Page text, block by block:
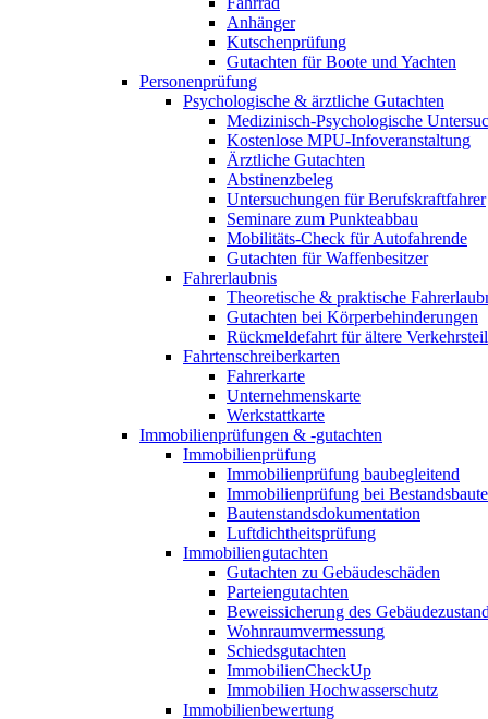
Anhänger
Kutschenprüfung
Gutachten für Boote und Yachten
Personenprüfung
Psychologische & ärztliche Gutachten
Medizinisch-Psychologische
Kostenlose MPU-Infoveranstaltung
Ärztliche Gutachten
Abstinenzbeleg
Untersuchungen für Berufskraftfahrer
Seminare zum Punkteabbau
Mobilitäts-Check für Autofahrende
Gutachten für Waffenbesitzer
Fahrerlaubnis
Theoretische & praktische
Gutachten bei Körperbehinderungen
Rückmeldefahrt für ältere
Fahrtenschreiberkarten
Fahrerkarte
Unternehmenskarte
Werkstattkarte
Immobilienprüfungen & -gutachten
Immobilienprüfung
Immobilienprüfung baubegleitend
Immobilienprüfung bei
Bautenstandsdokumentation
Luftdichtheitsprüfung
Immobiliengutachten
Gutachten zu Gebäudeschäden
Parteiengutachten
Beweissicherung des
Wohnraumvermessung
Schiedsgutachten
ImmobilienCheckUp
Immobilien Hochwasserschutz
Immobilienbewertung